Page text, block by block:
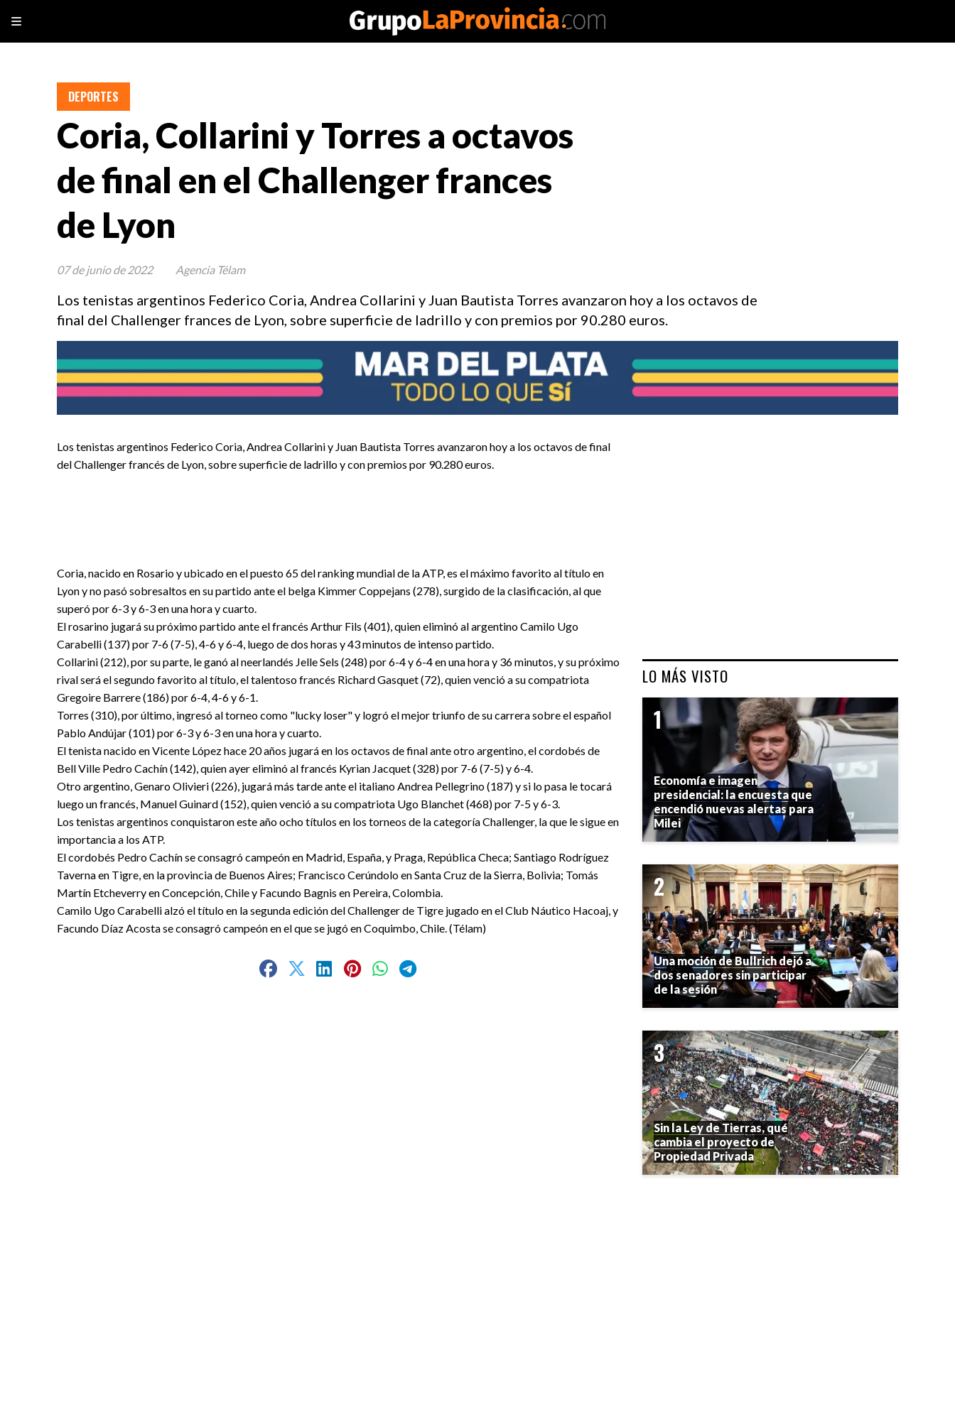
Coria, Collarini y Torres a octavos
de final en el Challenger frances
de Lyon
Los tenistas argentinos Federico Coria, Andrea Collarini y Juan Bautista Torres avanzaron hoy a los octavos de
final del Challenger frances de Lyon, sobre superficie de ladrillo y con premios por 90.280 euros.
DEPORTES
07 de junio de 2022 Agencia Télam
Los tenistas argentinos Federico Coria, Andrea Collarini y Juan Bautista Torres avanzaron hoy a los octavos de final
del Challenger francés de Lyon, sobre superficie de ladrillo y con premios por 90.280 euros.
Coria, nacido en Rosario y ubicado en el puesto 65 del ranking mundial de la ATP, es el máximo favorito al título en
Lyon y no pasó sobresaltos en su partido ante el belga Kimmer Coppejans (278), surgido de la clasificación, al que
superó por 6-3 y 6-3 en una hora y cuarto.
El rosarino jugará su próximo partido ante el francés Arthur Fils (401), quien eliminó al argentino Camilo Ugo
Carabelli (137) por 7-6 (7-5), 4-6 y 6-4, luego de dos horas y 43 minutos de intenso partido.
Collarini (212), por su parte, le ganó al neerlandés Jelle Sels (248) por 6-4 y 6-4 en una hora y 36 minutos, y su próximo
rival será el segundo favorito al título, el talentoso francés Richard Gasquet (72), quien venció a su compatriota
Gregoire Barrere (186) por 6-4, 4-6 y 6-1.
Torres (310), por último, ingresó al torneo como "lucky loser" y logró el mejor triunfo de su carrera sobre el español
Pablo Andújar (101) por 6-3 y 6-3 en una hora y cuarto.
El tenista nacido en Vicente López hace 20 años jugará en los octavos de final ante otro argentino, el cordobés de
Bell Ville Pedro Cachín (142), quien ayer eliminó al francés Kyrian Jacquet (328) por 7-6 (7-5) y 6-4.
Otro argentino, Genaro Olivieri (226), jugará más tarde ante el italiano Andrea Pellegrino (187) y si lo pasa le tocará
luego un francés, Manuel Guinard (152), quien venció a su compatriota Ugo Blanchet (468) por 7-5 y 6-3.
Los tenistas argentinos conquistaron este año ocho títulos en los torneos de la categoría Challenger, la que le sigue en
importancia a los ATP.
El cordobés Pedro Cachín se consagró campeón en Madrid, España, y Praga, República Checa; Santiago Rodríguez
Taverna en Tigre, en la provincia de Buenos Aires; Francisco Cerúndolo en Santa Cruz de la Sierra, Bolivia; Tomás
Martín Etcheverry en Concepción, Chile y Facundo Bagnis en Pereira, Colombia.
Camilo Ugo Carabelli alzó el título en la segunda edición del Challenger de Tigre jugado en el Club Náutico Hacoaj, y
Facundo Díaz Acosta se consagró campeón en el que se jugó en Coquimbo, Chile. (Télam)
LO MÁS VISTO
Economía e imagen
presidencial: la encuesta que
encendió nuevas alertas para
Milei
Una moción de Bullrich dejó a
dos senadores sin participar
de la sesión
Sin la Ley de Tierras, qué
cambia el proyecto de
Propiedad Privada